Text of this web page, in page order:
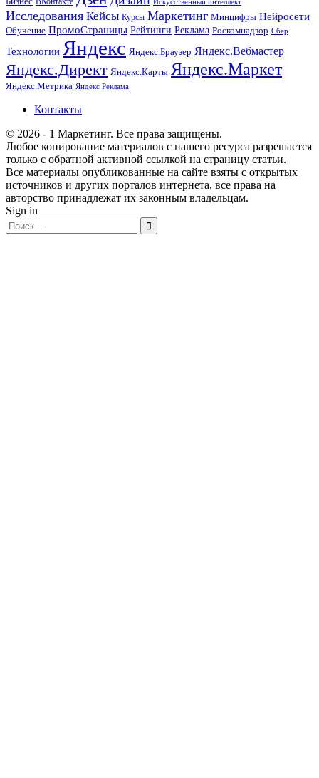
Искусственный интеллект
Исследования Кейсы Курсы Маркетинг Минцифры Нейросети
Обучение ПромоСтраницы Рейтинги Реклама Роскомнадзор Сбер
Технологии Яндекс Яндекс.Браузер Яндекс.Вебмастер
Яндекс.Директ Яндекс.Карты Яндекс.Маркет
Яндекс.Метрика Яндекс Реклама
Контакты
© 2026 - 1 Маркетинг. Все права защищены.
Любое копирование материалов с нашего ресурса разрешается
только с обратной активной ссылкой на страницу статьи.
Все материалы опубликованные на сайте взяты с открытых
источников и других порталов интернета, все права на
авторство принадлежат их законным владельцам.
Sign in